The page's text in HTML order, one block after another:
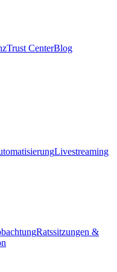
Trust CenterBlog
Livestreaming
Ratssitzungen &